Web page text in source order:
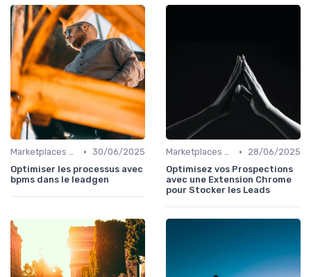
Marketplaces de leadgen • 30/06/2025
Optimiser les processus avec
bpms dans le leadgen
Marketplaces de leadgen •
28/06/2025
Optimisez vos Prospections
avec une Extension Chrome
pour Stocker les Leads